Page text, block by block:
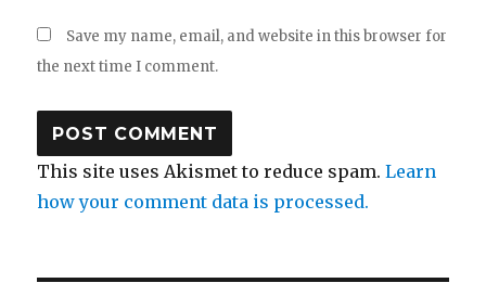
Save my name, email, and website in this browser for
the next time I comment.
This site uses Akismet to reduce spam.Learn
how your comment data is processed.